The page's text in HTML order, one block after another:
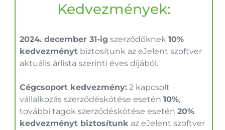
Kedvezmények:
2024. december 31-ig szerződőknek 10%
kedvezményt biztosítunk az eJelent szoftver
aktuális árlista szerinti éves díjából.
Cégcsoport kedvezmény: 2 kapcsolt
vállalkozás szerződéskötése esetén 10%,
további tagok szerződéskötése esetén 20%
kedvezményt biztosítunk az eJelent szoftver